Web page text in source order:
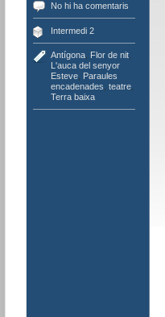
No hi ha comentaris
Intermedi 2
Antígona, Flor de nit,
L'auca del senyor
Esteve, Paraules
encadenades teatre,
Terra baixa